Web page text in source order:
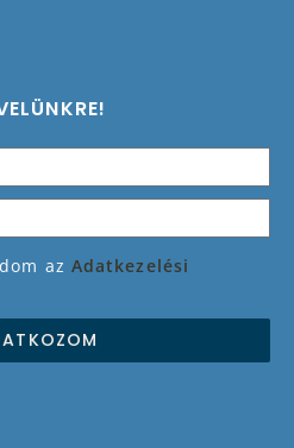
az Adatkezelési